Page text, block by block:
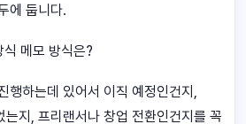
에 둡니다.
메모 방식은?
행하는데 있어서 이직 예정인건지,
는지, 프리랜서나 창업 전환인건지를 꼭